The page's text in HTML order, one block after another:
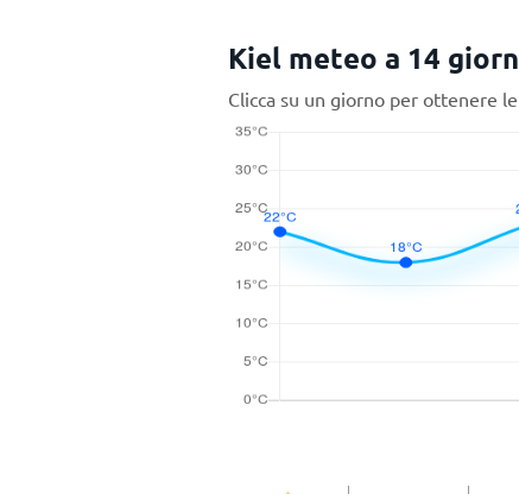
Kiel meteo a 14
Clicca su un giorno per ottenere